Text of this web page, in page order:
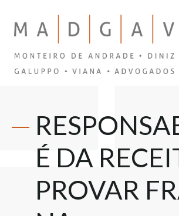
É DA
PROVAR